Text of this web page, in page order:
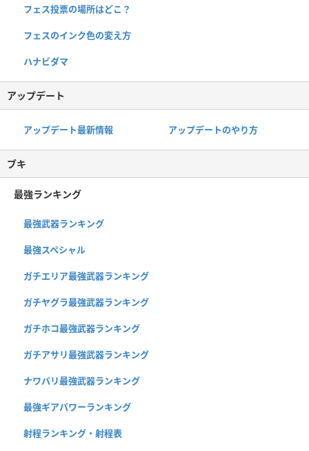
フェス投票の場所はどこ？
フェスのインク色の変え方
ハナビダマ
アップデート
アップデート最新情報 アップデートのやり方
ブキ
最強ランキング
最強武器ランキング
最強スペシャル
ガチエリア最強武器ランキング
ガチヤグラ最強武器ランキング
ガチホコ最強武器ランキング
ガチアサリ最強武器ランキング
ナワバリ最強武器ランキング
最強ギアパワーランキング
射程ランキング・射程表